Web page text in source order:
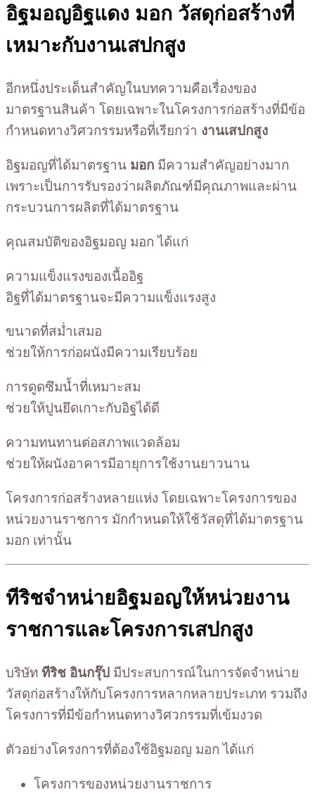
อิฐมอญอิฐแดง มอก วัสดุก่อสร้างที่
เหมาะกับงานเสปกสูง
อีกหนึ่งประเด็นสำคัญในบทความคือเรื่องของ
มาตรฐานสินค้า โดยเฉพาะในโครงการก่อสร้างที่มีข้อ
กำหนดทางวิศวกรรมหรือที่เรียกว่า งานเสปกสูง
อิฐมอญที่ได้มาตรฐาน มอก มีความสำคัญอย่างมาก
เพราะเป็นการรับรองว่าผลิตภัณฑ์มีคุณภาพและผ่าน
กระบวนการผลิตที่ได้มาตรฐาน
คุณสมบัติของอิฐมอญ มอก ได้แก่
ความแข็งแรงของเนื้ออิฐ
อิฐที่ได้มาตรฐานจะมีความแข็งแรงสูง
ขนาดที่สม่ำเสมอ
ช่วยให้การก่อผนังมีความเรียบร้อย
การดูดซึมน้ำที่เหมาะสม
ช่วยให้ปูนยึดเกาะกับอิฐได้ดี
ความทนทานต่อสภาพแวดล้อม
ช่วยให้ผนังอาคารมีอายุการใช้งานยาวนาน
โครงการก่อสร้างหลายแห่ง โดยเฉพาะโครงการของ
หน่วยงานราชการ มักกำหนดให้ใช้วัสดุที่ได้มาตรฐาน
มอก เท่านั้น
ทีริชจำหน่ายอิฐมอญให้หน่วยงาน
ราชการและโครงการเสปกสูง
บริษัท ทีริช อินกรุ๊ป มีประสบการณ์ในการจัดจำหน่าย
วัสดุก่อสร้างให้กับโครงการหลากหลายประเภท รวมถึง
โครงการที่มีข้อกำหนดทางวิศวกรรมที่เข้มงวด
ตัวอย่างโครงการที่ต้องใช้อิฐมอญ มอก ได้แก่
โครงการของหน่วยงานราชการ